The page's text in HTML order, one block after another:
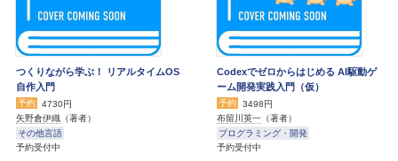
つくりながら学ぶ！ リアルタイムOS
自作入門
予約
4730円
矢野倉伊織 （著者）
その他言語
予約受付中
Codexでゼロからはじめる AI駆動ゲ
ーム開発実践入門（仮）
予約
3498円
布留川英一 （著者）
プログラミング・開発
予約受付中